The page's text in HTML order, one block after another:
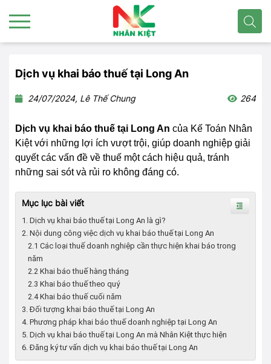
Dịch vụ khai báo thuế tại Long An
24/07/2024, Lê Thế Chung 264
Dịch vụ khai báo thuế tại Long An của Kế Toán Nhân
Kiệt với những lợi ích vượt trội, giúp doanh nghiệp giải
quyết các vấn đề về thuế một cách hiệu quả, tránh
những sai sót và rủi ro không đáng có.
Mục lục bài viết
1. Dịch vụ khai báo thuế tại Long An là gì?
2. Nội dung công việc dịch vụ khai báo thuế tại Long An
2.1 Các loại thuế doanh nghiệp cần thực hiện khai báo trong
năm
2.2 Khai báo thuế hàng tháng
2.3 Khai báo thuế theo quý
2.4 Khai báo thuế cuối năm
3. Đối tượng khai báo thuế tại Long An
4. Phương pháp khai báo thuế doanh nghiệp tại Long An
5. Dịch vụ khai báo thuế tại Long An mà Nhân Kiệt thực hiện
6. Đăng ký tư vấn dịch vụ khai báo thuế tại Long An